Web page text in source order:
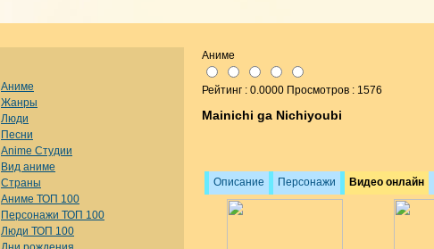
Аниме
Рейтинг : 0.0000 Просмотров : 1576
Mainichi ga Nichiyoubi
Описание Персонажи Видео онлайн
Аниме
Жанры
Люди
Песни
Anime Студии
Вид аниме
Страны
Аниме ТОП 100
Персонажи ТОП 100
Люди ТОП 100